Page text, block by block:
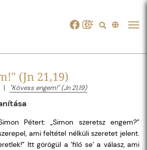
(Jn 21,19)
"Kövess engem!" (Jn 21,19)
Pétert: „Simon szeretsz engem?”
ami feltétel nélküli szeretet jelent.
Itt görögül a ’filó se’ a válasz, ami